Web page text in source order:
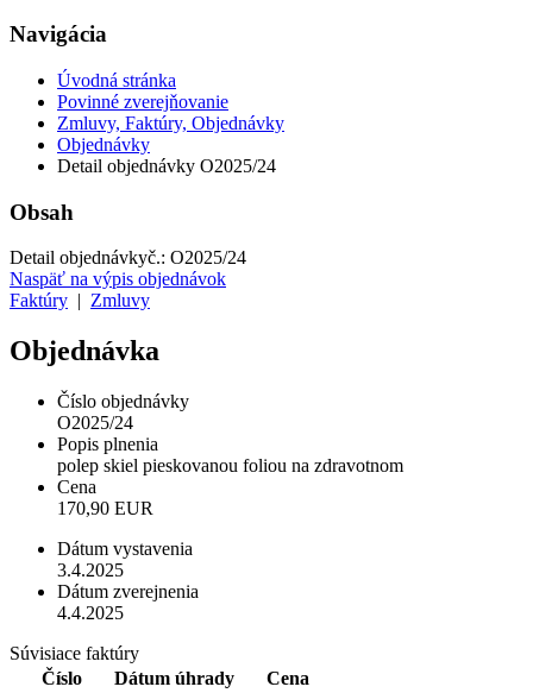
Navigácia
Úvodná stránka
Povinné zverejňovanie
Zmluvy, Faktúry, Objednávky
Objednávky
Detail objednávky O2025/24
Obsah
Detail objednávkyč.: O2025/24
Naspäť na výpis objednávok
Faktúry
Zmluvy
Objednávka
Číslo objednávky
O2025/24
Popis plnenia
polep skiel pieskovanou foliou na zdravotnom
Cena
170,90 EUR
Dátum vystavenia
3.4.2025
Dátum zverejnenia
4.4.2025
Súvisiace faktúry
Číslo
Dátum úhrady
Cena